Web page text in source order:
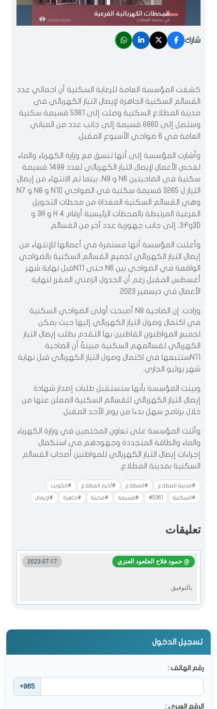
شارك
كشفت المؤسسة العامة للرعاية السكنية أن اجمالي عدد
القسائم السكنية الجاهزة لإيصال التيار الكهربائي في
مدينة المطلاع السكنية وصلت إلى 5361 قسيمة سكنية
وستصل إلى 6860 قسيمة إلى جانب عدد من المباني
العامة في 6 ضواحي الأسبوع المقبل.
وأشارت المؤسسة إلى أنها تنسق مع وزارة الكهرباء والماء
لفحص الأعمال لإيصال التيار الكهربائي لعدد 1499 قسيمة
سكنية فى الضاحيتين N6 و N9، بينما تم الانتهاء من إيصال
التيار ل 3265 قسيمة سكنية في الضواحي N10 و N8 و N7
وهي القسائم السكنية المغذاة من محطات التحويل
الفرعية المرتبطة بالمحطات الرئيسية أرقام H 4 و 3A و
3Dو3F، إلى جانب جهوزية عدد آخر من القسائم.
وأعلنت المؤسسة أنها مستمرة في أعمالها للإنتهاء من
إيصال التيار الكهربائي لجميع القسائم السكنية بالضواحي
الواقعة في الضواحي بين N6 حتى N11قبل نهاية شهر
أغسطس المقبل رغم أن الجدول الزمني المقرر لنهاية
الأعمال في ديسمبر 2023.
وزادت: إن الضاحية N8 أصبحت أولى الضواحي السكنية
في اكتمال وصول التيار الكهربائي إليها حيث يمكن
لجميع المواطنون القاطنين بها ‏التقدم بطلب إيصال التيار
الكهربائي لقسائمهم السكنية مبينةً أن الضاحية
N11ستتبعها في اكتمال وصول التيار الكهربائي قبل نهاية
شهر يوليو الجاري.
وبينت المؤسسة بأنها ستستقبل طلبات إصدار شهادة
إيصال التيار الكهربائي للقسائم السكنية المعلن عنها ‏من
خلال برنامج سهل بدءا من يوم الأحد المقبل.
وأثنت المؤسسة على تعاون المختصين في وزارة الكهرباء
والماء والطاقة المتجددة وجهودهم في استكمال
إجراءات إيصال التيار الكهربائي للمواطنين أصحاب القسائم
السكنية بمدينة المطلاع.
#مدينة المطلاع #المطلاع #أخبار المطلاع #الكويت
#السكنية #5361 #قسيمة #مدينة #جاهزة #لإيصال
تعليقات
@ حمود فلاح الجلعود العنزي 2023-07-17
بالتوفيق
تسجيل الدخول
رقم الهاتف :
+965
الرقم السري :